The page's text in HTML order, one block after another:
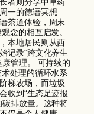
者则分享中草药
一的德语冥想
茶道体验，周末
念的相互启发。
本地居民则从西
记录“跨文化养生
管理。 可持续的
处理的循环水系
梯农场，而垃圾
收到“生态足迹报
排放量。这种将